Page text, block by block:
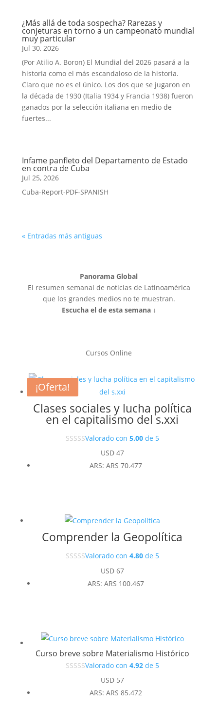
¿Más allá de toda sospecha? Rarezas y
conjeturas en torno a un campeonato mundial
muy particular
Jul 30, 2026
(Por Atilio A. Boron) El Mundial del 2026 pasará a la
historia como el más escandaloso de la historia.
Claro que no es el único. Los dos que se jugaron en
la década de 1930 (Italia 1934 y Francia 1938) fueron
ganados por la selección italiana en medio de
fuertes...
Infame panfleto del Departamento de Estado
en contra de Cuba
Jul 25, 2026
Cuba-Report-PDF-SPANISH
« Entradas más antiguas
Panorama Global
El resumen semanal de noticias de Latinoamérica
que los grandes medios no te muestran.
Escucha el de esta semana ↓
Cursos Online
Clases sociales y lucha política
en el capitalismo del s.xxi
Valorado con 5.00de 5
USD47
ARS: ARS 70.477
Comprender la Geopolítica
Valorado con 4.80de 5
USD67
ARS: ARS 100.467
Curso breve sobre Materialismo Histórico
Valorado con 4.92de 5
USD57
ARS: ARS 85.472
¡Oferta!